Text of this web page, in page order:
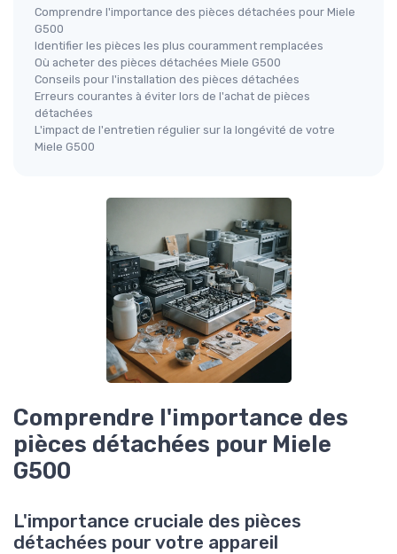
Comprendre l'importance des pièces détachées pour Miele
G500
Identifier les pièces les plus couramment remplacées
Où acheter des pièces détachées Miele G500
Conseils pour l'installation des pièces détachées
Erreurs courantes à éviter lors de l'achat de pièces
détachées
L'impact de l'entretien régulier sur la longévité de votre
Miele G500
Comprendre l'importance des
pièces détachées pour Miele
G500
L'importance cruciale des pièces
détachées pour votre appareil